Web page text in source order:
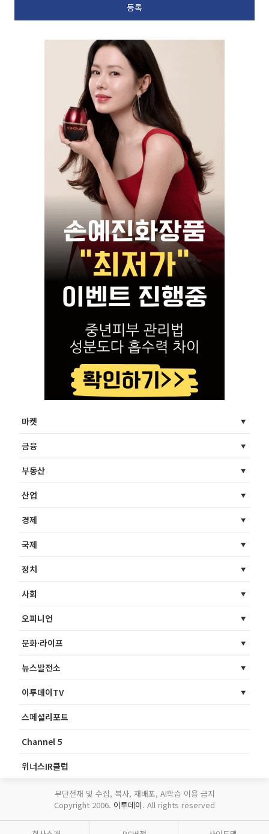
마켓
금융
부동산
산업
경제
국제
정치
사회
오피니언
문화·라이프
뉴스발전소
이투데이TV
스페셜리포트
Channel 5
위너스IR클럽
무단전재 및 수집, 복사, 재배포, AI학습 이용 금지
Copyright 2006. 이투데이. All rights reserved